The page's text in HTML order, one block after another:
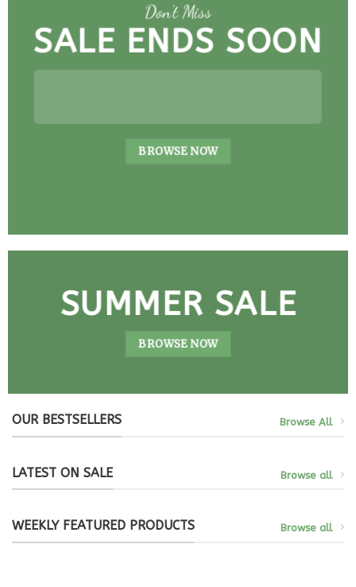
Don’t Miss
SALE ENDS SOON
BROWSE NOW
SUMMER SALE
BROWSE NOW
OUR BESTSELLERS Browse All
LATEST ON SALE Browse all
WEEKLY FEATURED PRODUCTS Browse all